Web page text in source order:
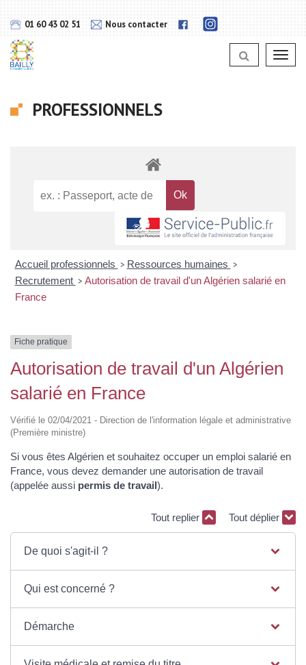
01 60 43 02 51 Nous contacter
Lien
notra
Instagram
PROFESSIONNELS
Accueil professionnels > Ressources humaines >
Recrutement > Autorisation de travail d'un Algérien salarié en
France
Fiche pratique
Autorisation de travail d'un Algérien
salarié en France
Vérifié le 02/04/2021 - Direction de l'information légale et administrative
(Première ministre)
Si vous êtes Algérien et souhaitez occuper un emploi salarié en
France, vous devez demander une autorisation de travail
(appelée aussi permis de travail).
Tout replier Tout déplier
De quoi s'agit-il ?
Qui est concerné ?
Démarche